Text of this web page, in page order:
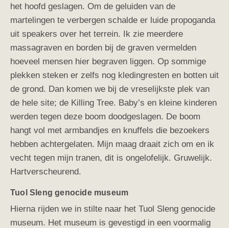
het hoofd geslagen. Om de geluiden van de
martelingen te verbergen schalde er luide propoganda
uit speakers over het terrein. Ik zie meerdere
massagraven en borden bij de graven vermelden
hoeveel mensen hier begraven liggen. Op sommige
plekken steken er zelfs nog kledingresten en botten uit
de grond. Dan komen we bij de vreselijkste plek van
de hele site; de Killing Tree. Baby’s en kleine kinderen
werden tegen deze boom doodgeslagen. De boom
hangt vol met armbandjes en knuffels die bezoekers
hebben achtergelaten. Mijn maag draait zich om en ik
vecht tegen mijn tranen, dit is ongelofelijk. Gruwelijk.
Hartverscheurend.
Tuol Sleng genocide museum
Hierna rijden we in stilte naar het Tuol Sleng genocide
museum. Het museum is gevestigd in een voormalig